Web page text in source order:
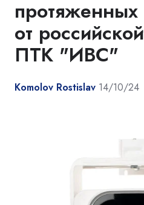
от
ПТК "ИВС"
Komolov Rostislav 14/10/24